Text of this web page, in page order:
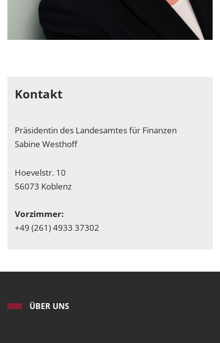
Kontakt
Präsidentin des Landesamtes für Finanzen
Sabine Westhoff
Hoevelstr. 10
56073 Koblenz
Vorzimmer:
+49 (261) 4933 37302
ÜBER UNS